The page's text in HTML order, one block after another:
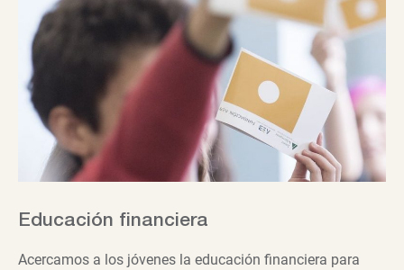
Educación financiera
Acercamos a los jóvenes la educación financiera para